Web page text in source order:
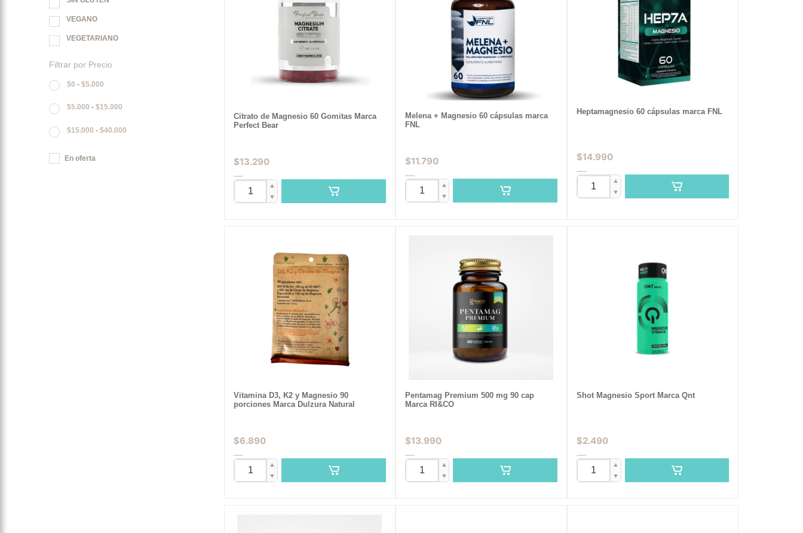
VEGANO
VEGETARIANO
Filtrar por Precio
$0 -$5.000
$5.000 -$15.000
$15.000 -$40.000
En oferta
Citrato de Magnesio 60 Gomitas Marca
Perfect Bear
$13.290
▲
▼
Melena + Magnesio 60 cápsulas marca
FNL
$11.790
▲
▼
Heptamagnesio 60 cápsulas marca FNL
$14.990
▲
▼
Vitamina D3, K2 y Magnesio 90
porciones Marca Dulzura Natural
$6.890
▲
▼
Pentamag Premium 500 mg 90 cap
Marca RI&CO
$13.990
▲
▼
Shot Magnesio Sport Marca Qnt
$2.490
▲
▼